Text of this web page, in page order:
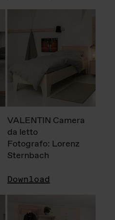
VALENTIN Camera
da letto
Fotografo: Lorenz
Sternbach
Download